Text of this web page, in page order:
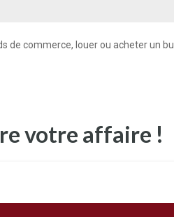
de commerce, louer ou acheter un
votre affaire !